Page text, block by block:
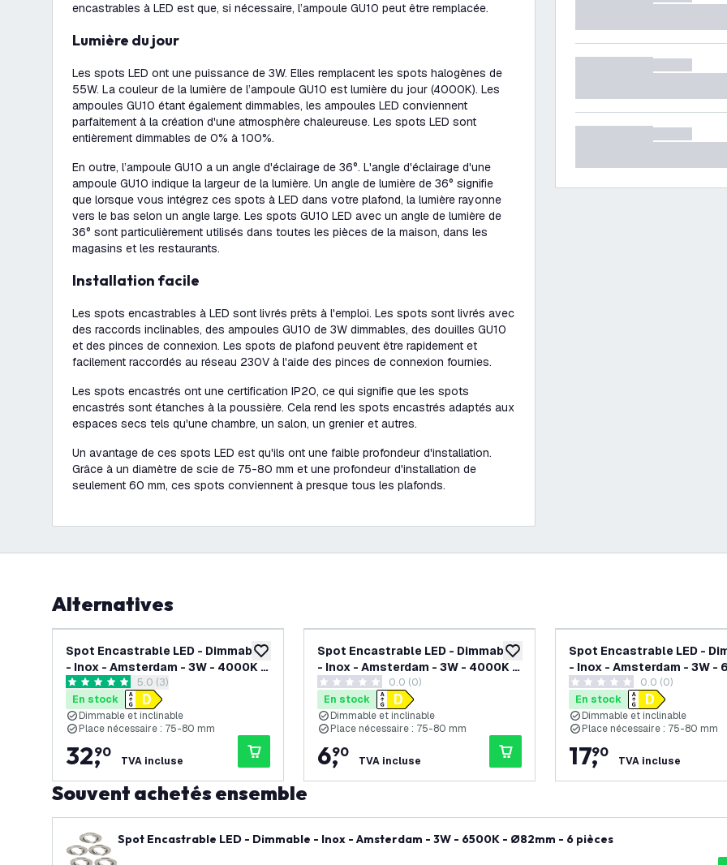
encastrables à LED est que, si nécessaire, l’ampoule GU10 peut être remplacée.
Lumière du jour
Les spots LED ont une puissance de 3W. Elles remplacent les spots halogènes de
55W. La couleur de la lumière de l’ampoule GU10 est lumière du jour (4000K). Les
ampoules GU10 étant également dimmables, les ampoules LED conviennent
parfaitement à la création d'une atmosphère chaleureuse. Les spots LED sont
entièrement dimmables de 0% à 100%.
En outre, l’ampoule GU10 a un angle d'éclairage de 36°. L'angle d'éclairage d'une
ampoule GU10 indique la largeur de la lumière. Un angle de lumière de 36° signifie
que lorsque vous intégrez ces spots à LED dans votre plafond, la lumière rayonne
vers le bas selon un angle large. Les spots GU10 LED avec un angle de lumière de
36° sont particulièrement utilisés dans toutes les pièces de la maison, dans les
magasins et les restaurants.
Installation facile
Les spots encastrables à LED sont livrés prêts à l'emploi. Les spots sont livrés avec
des raccords inclinables, des ampoules GU10 de 3W dimmables, des douilles GU10
et des pinces de connexion. Les spots de plafond peuvent être rapidement et
facilement raccordés au réseau 230V à l'aide des pinces de connexion fournies.
Les spots encastrés ont une certification IP20, ce qui signifie que les spots
encastrés sont étanches à la poussière. Cela rend les spots encastrés adaptés aux
espaces secs tels qu'une chambre, un salon, un grenier et autres.
Un avantage de ces spots LED est qu'ils ont une faible profondeur d'installation.
Grâce à un diamètre de scie de 75-80 mm et une profondeur d'installation de
seulement 60 mm, ces spots conviennent à presque tous les plafonds.
Alternatives
ajouter à la liste de souhaits
Spot Encastrable LED - Dimmable
- Inox - Amsterdam - 3W - 4000K -
Ø82mm - 6 piècesouvrir le tiroir des avis
5 étoiles de notation
5.0 (3)
En stock
Dimmable et inclinable
Place nécessaire : 75-80 mm
32,
90
TVA incluse
ajouter à la liste de souhaits
Spot Encastrable LED - Dimmable
- Inox - Amsterdam - 3W - 4000K -
Ø82mm
0 étoiles de notation
0.0 (0)
En stock
Dimmable et inclinable
Place nécessaire : 75-80 mm
6,
90
TVA incluse
Spot Encastrable LED -
- Inox - Amsterdam - 3W -
Ø82mm - 3 pièces
0 étoiles de notation
0.0 (0)
En stock
Dimmable et inclinable
Place nécessaire : 75-80 mm
17,
90
TVA incluse
Souvent achetés ensemble
Spot Encastrable LED - Dimmable - Inox - Amsterdam - 3W - 6500K - Ø82mm - 6 pièces